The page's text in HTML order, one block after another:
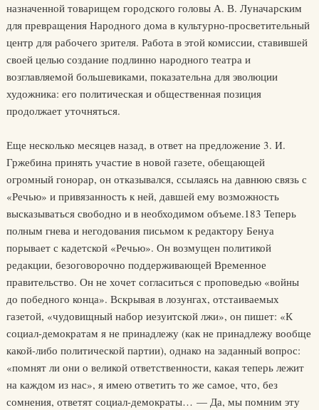
назначенной товарищем городского головы А. В. Луначарским
для превращения Народного дома в культурно-просветительный
центр для рабочего зрителя. Работа в этой комиссии, ставившей
своей целью создание подлинно народного театра и
возглавляемой большевиками, показательна для эволюции
художника: его политическая и общественная позиция
продолжает уточняться.
Еще несколько месяцев назад, в ответ на предложение 3. И.
Гржебина принять участие в новой газете, обещающей
огромный гонорар, он отказывался, ссылаясь на давнюю связь с
«Речью» и привязанность к ней, давшей ему возможность
высказываться свободно и в необходимом объеме.183 Теперь
полным гнева и негодования письмом к редактору Бенуа
порывает с кадетской «Речью». Он возмущен политикой
редакции, безоговорочно поддерживающей Временное
правительство. Он не хочет согласиться с проповедью «войны
до победного конца». Вскрывая в лозунгах, отстаиваемых
газетой, «чудовищный набор иезуитской лжи», он пишет: «К
социал-демократам я не принадлежу (как не принадлежу вообще
какой-либо политической партии), однако на заданный вопрос:
«помнят ли они о великой ответственности, какая теперь лежит
на каждом из нас», я имею ответить то же самое, что, без
сомнения, ответят социал-демократы… — Да, мы помним эту